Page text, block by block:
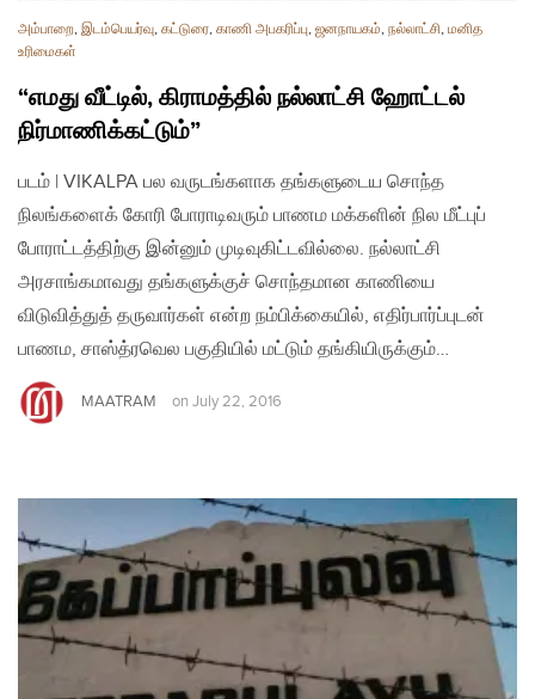
அம்பாறை, இடம்பெயர்வு, கட்டுரை, காணி அபகரிப்பு, ஜனநாயகம், நல்லாட்சி, மனித
உரிமைகள்
“எமது வீட்டில், கிராமத்தில் நல்லாட்சி ஹோட்டல்
நிர்மாணிக்கட்டும்”
படம் | VIKALPA பல வருடங்களாக தங்களுடைய சொந்த
நிலங்களைக் கோரி போராடிவரும் பாணம மக்களின் நில மீட்புப்
போராட்டத்திற்கு இன்னும் முடிவுகிட்டவில்லை. நல்லாட்சி
அரசாங்கமாவது தங்களுக்குச் சொந்தமான காணியை
விடுவித்துத் தருவார்கள் என்ற நம்பிக்கையில், எதிர்பார்ப்புடன்
பாணம, சாஸ்த்ரவெல பகுதியில் மட்டும் தங்கியிருக்கும்…
MAATRAM on July 22, 2016